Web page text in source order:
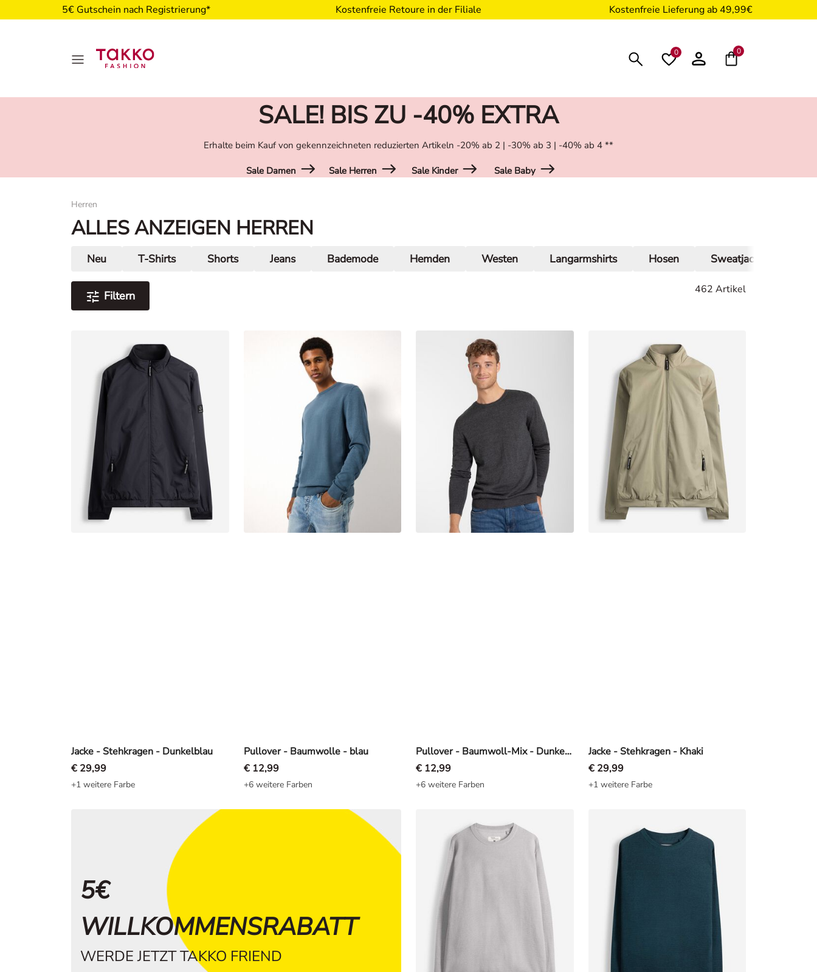
5€ Gutschein nach Registrierung* Kostenfreie Retoure in der Filiale Kostenfreie Lieferung ab 49,99€
0 0
SALE! BIS ZU -40% EXTRA
Erhalte beim Kauf von gekennzeichneten reduzierten Artikeln -20% ab 2 | -30% ab 3 | -40% ab 4 **
Sale Damen Sale Herren Sale Kinder
Sale Baby
Herren
ALLES ANZEIGEN HERREN
Neu T-Shirts Shorts Jeans Bademode Hemden Westen Langarmshirts Hosen Sweatjacken
Filtern 462 Artikel
Jacke - Stehkragen - Dunkelblau
€ 29,99
+1 weitere Farbe
Pullover - Baumwolle - blau
€ 12,99
+6 weitere Farben
Pullover - Baumwoll-Mix - Dunkelgrau
€ 12,99
+6 weitere Farben
Jacke - Stehkragen - Khaki
€ 29,99
+1 weitere Farbe
5€
WILLKOMMENSRABATT
WERDE JETZT TAKKO FRIEND